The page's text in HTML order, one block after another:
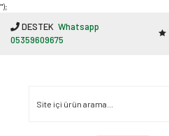
"');
DESTEK Whatsapp
05359609675